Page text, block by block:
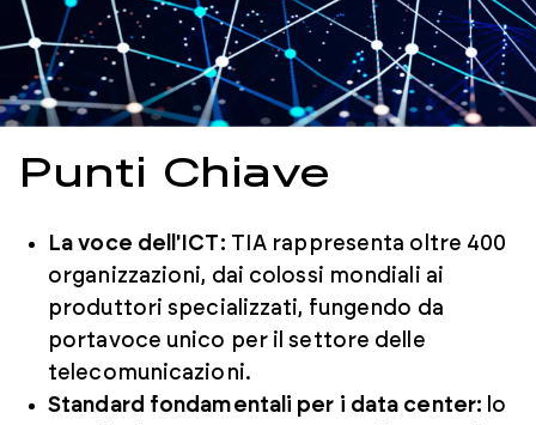
Punti Chiave
La voce dell'ICT: TIA rappresenta oltre 400
organizzazioni, dai colossi mondiali ai
produttori specializzati, fungendo da
portavoce unico per il settore delle
telecomunicazioni.
Standard fondamentali per i data center: lo